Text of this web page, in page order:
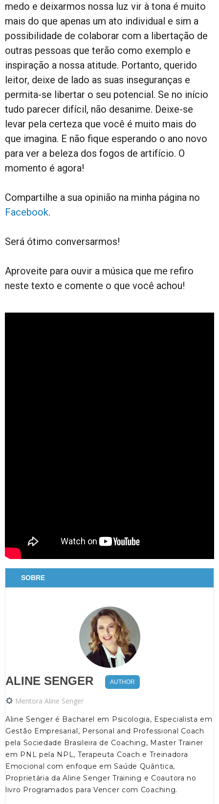
medo e deixarmos nossa luz vir à tona é muito
mais do que apenas um ato individual e sim a
possibilidade de colaborar com a libertação de
outras pessoas que terão como exemplo e
inspiração a nossa atitude. Portanto, querido
leitor, deixe de lado as suas inseguranças e
permita-se libertar o seu potencial. Se no início
tudo parecer difícil, não desanime. Deixe-se
levar pela certeza que você é muito mais do
que imagina. E não fique esperando o ano novo
para ver a beleza dos fogos de artifício. O
momento é agora!
Compartilhe a sua opinião na minha página no
Facebook.
Será ótimo conversarmos!
Aproveite para ouvir a música que me refiro
neste texto e comente o que você achou!
SOBRE
ALINE SENGER AUTHOR
Mentora Aline Senger
Aline Senger é Bacharel em Psicologia, Especialista em
Gestão Empresarial, Personal and Professional Coach
pela Sociedade Brasileira de Coaching, Master Trainer
em PNL pela NPL, Terapeuta Coach e Treinadora
Emocional com enfoque em Saúde Quântica,
Proprietária da Aline Senger Training e Coautora no
livro Programados para Vencer com Coaching.